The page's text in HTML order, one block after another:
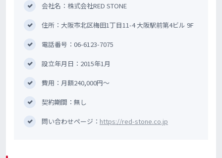
会社名：株式会社RED STONE
住所：大阪市北区梅田1丁目11-4 大阪駅前第4ビル 9F
電話番号：06-6123-7075
設立年月日：2015年1月
費用：月額240,000円〜
契約期間：無し
問い合わせページ： https://red-stone.co.jp